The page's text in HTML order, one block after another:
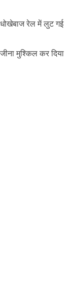
धोखेबाज रेल में लुट गई
मुश्किल कर दिया